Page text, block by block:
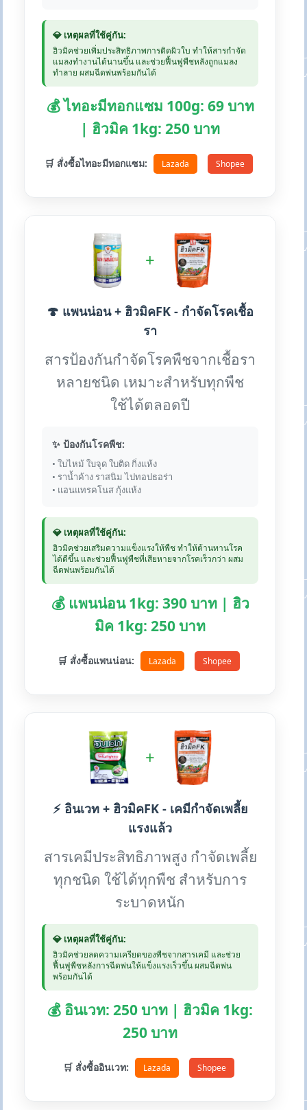
💎 เหตุผลที่ใช้คู่กัน:
ฮิวมิคช่วยเพิ่มประสิทธิภาพการติดผิวใบ ทำให้สารกำจัด
แมลงทำงานได้นานขึ้น และช่วยฟื้นฟูพืชหลังถูกแมลง
ทำลาย ผสมฉีดพ่นพร้อมกันได้
💰 ไทอะมีทอกแซม 100g: 69 บาท
| ฮิวมิค 1kg: 250 บาท
🛒 สั่งซื้อไทอะมีทอกแซม: Lazada Shopee
+
🍄 แพนน่อน + ฮิวมิคFK - กำจัดโรคเชื้อ
รา
สารป้องกันกำจัดโรคพืชจากเชื้อรา
หลายชนิด เหมาะสำหรับทุกพืช
ใช้ได้ตลอดปี
✨ ป้องกันโรคพืช:
• ใบไหม้ ใบจุด ใบติด กิ่งแห้ง
• ราน้ำค้าง ราสนิม ไปทอปธอร่า
• แอนแทรคโนส กุ้งแห้ง
💎 เหตุผลที่ใช้คู่กัน:
ฮิวมิคช่วยเสริมความแข็งแรงให้พืช ทำให้ต้านทานโรค
ได้ดีขึ้น และช่วยฟื้นฟูพืชที่เสียหายจากโรคเร็วกว่า ผสม
ฉีดพ่นพร้อมกันได้
💰 แพนน่อน 1kg: 390 บาท | ฮิว
มิค 1kg: 250 บาท
🛒 สั่งซื้อแพนน่อน: Lazada Shopee
+
⚡ อินเวท + ฮิวมิคFK - เคมีกำจัดเพลี้ย
แรงแล้ว
สารเคมีประสิทธิภาพสูง กำจัดเพลี้ย
ทุกชนิด ใช้ได้ทุกพืช สำหรับการ
ระบาดหนัก
💎 เหตุผลที่ใช้คู่กัน:
ฮิวมิคช่วยลดความเครียดของพืชจากสารเคมี และช่วย
ฟื้นฟูพืชหลังการฉีดพ่นให้แข็งแรงเร็วขึ้น ผสมฉีดพ่น
พร้อมกันได้
💰 อินเวท: 250 บาท | ฮิวมิค 1kg:
250 บาท
🛒 สั่งซื้ออินเวท: Lazada Shopee